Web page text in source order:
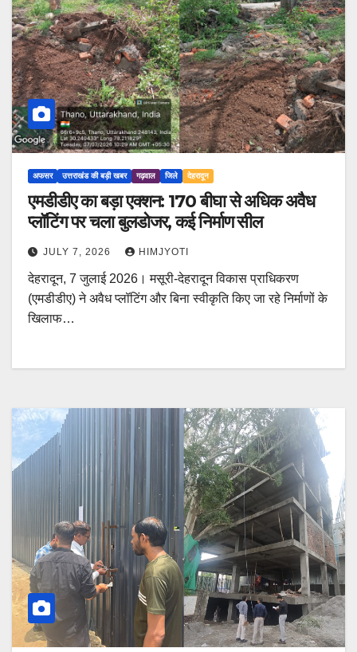
अफसर उत्तराखंड की बड़ी खबर गढ़वाल जिले देहरादून
एमडीडीए का बड़ा एक्शन: 170 बीघा से अधिक अवैध
प्लॉटिंग पर चला बुलडोजर, कई निर्माण सील
JULY 7, 2026 HIMJYOTI
देहरादून, 7 जुलाई 2026। मसूरी-देहरादून विकास प्राधिकरण
(एमडीडीए) ने अवैध प्लॉटिंग और बिना स्वीकृति किए जा रहे निर्माणों के
खिलाफ…